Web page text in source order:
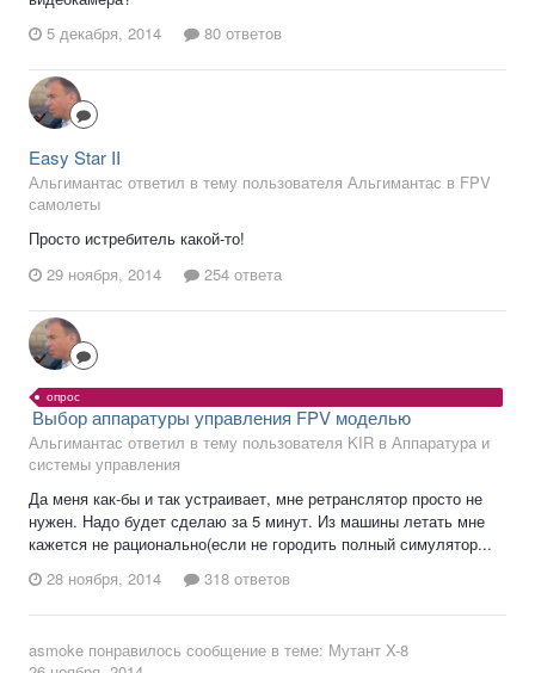
5 декабря, 2014
80 ответов
Easy Star II
Альгимантас ответил в тему пользователя Альгимантас в FPV
самолеты
Просто истребитель какой-то!
29 ноября, 2014
254 ответа
опрос
Выбор аппаратуры управления FPV моделью
Альгимантас ответил в тему пользователя KIR в Аппаратура и
системы управления
Да меня как-бы и так устраивает, мне ретранслятор просто не
нужен. Надо будет сделаю за 5 минут. Из машины летать мне
кажется не рационально(если не городить полный симулятор...
28 ноября, 2014
318 ответов
asmoke понравилось сообщение в теме: Мутант X-8